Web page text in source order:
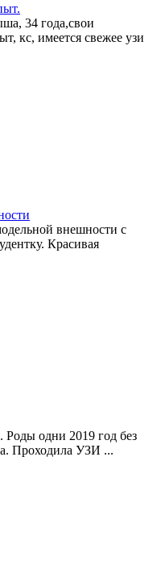
34 года,свои
кс, имеется свежее узи
внешности с
Красивая
Роды одни 2019 год без
Проходила УЗИ ...